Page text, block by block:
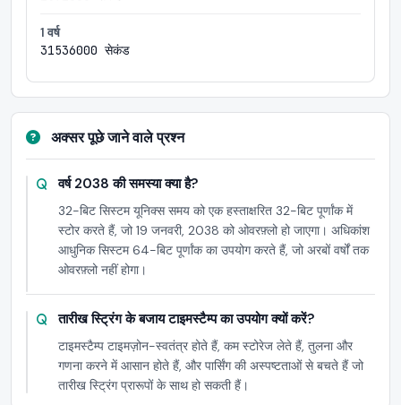
1 वर्ष
31536000 सेकंड
अक्सर पूछे जाने वाले प्रश्न
वर्ष 2038 की समस्या क्या है?
32-बिट सिस्टम यूनिक्स समय को एक हस्ताक्षरित 32-बिट पूर्णांक में
स्टोर करते हैं, जो 19 जनवरी, 2038 को ओवरफ़्लो हो जाएगा। अधिकांश
आधुनिक सिस्टम 64-बिट पूर्णांक का उपयोग करते हैं, जो अरबों वर्षों तक
ओवरफ़्लो नहीं होगा।
तारीख स्ट्रिंग के बजाय टाइमस्टैम्प का उपयोग क्यों करें?
टाइमस्टैम्प टाइमज़ोन-स्वतंत्र होते हैं, कम स्टोरेज लेते हैं, तुलना और
गणना करने में आसान होते हैं, और पार्सिंग की अस्पष्टताओं से बचते हैं जो
तारीख स्ट्रिंग प्रारूपों के साथ हो सकती हैं।